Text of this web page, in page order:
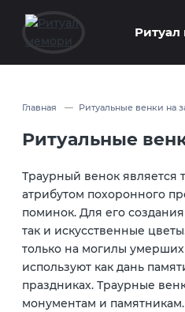
Главная Ритуальные венки на
Ритуальные
Траурный венок является
атрибутом похоронного
поминок. Для его
так и искусственные
только на могилы
используют как дань
праздниках. Траурные
монументам и